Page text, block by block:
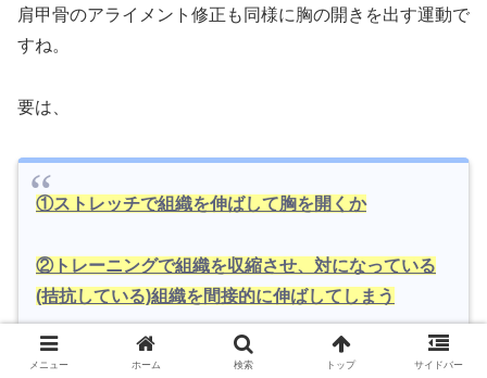
肩甲骨のアライメント修正も同様に胸の開きを出す運動で
すね。
要は、
①ストレッチで組織を伸ばして胸を開くか
②トレーニングで組織を収縮させ、対になっている
(拮抗している)組織を間接的に伸ばしてしまう
メニュー ホーム 検索 トップ サイドバー